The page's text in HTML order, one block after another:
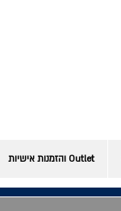
Outlet והזמנות אישיות